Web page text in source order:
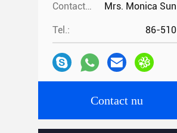
Contacten: Mrs. Monica Sun
Tel.: 86-510
Contact nu